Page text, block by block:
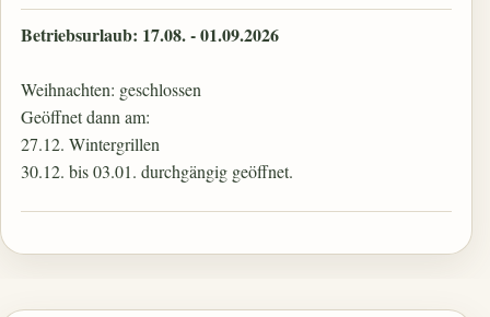
Betriebsurlaub: 17.08. - 01.09.2026
Weihnachten: geschlossen
Geöffnet dann am:
27.12. Wintergrillen
30.12. bis 03.01. durchgängig geöffnet.